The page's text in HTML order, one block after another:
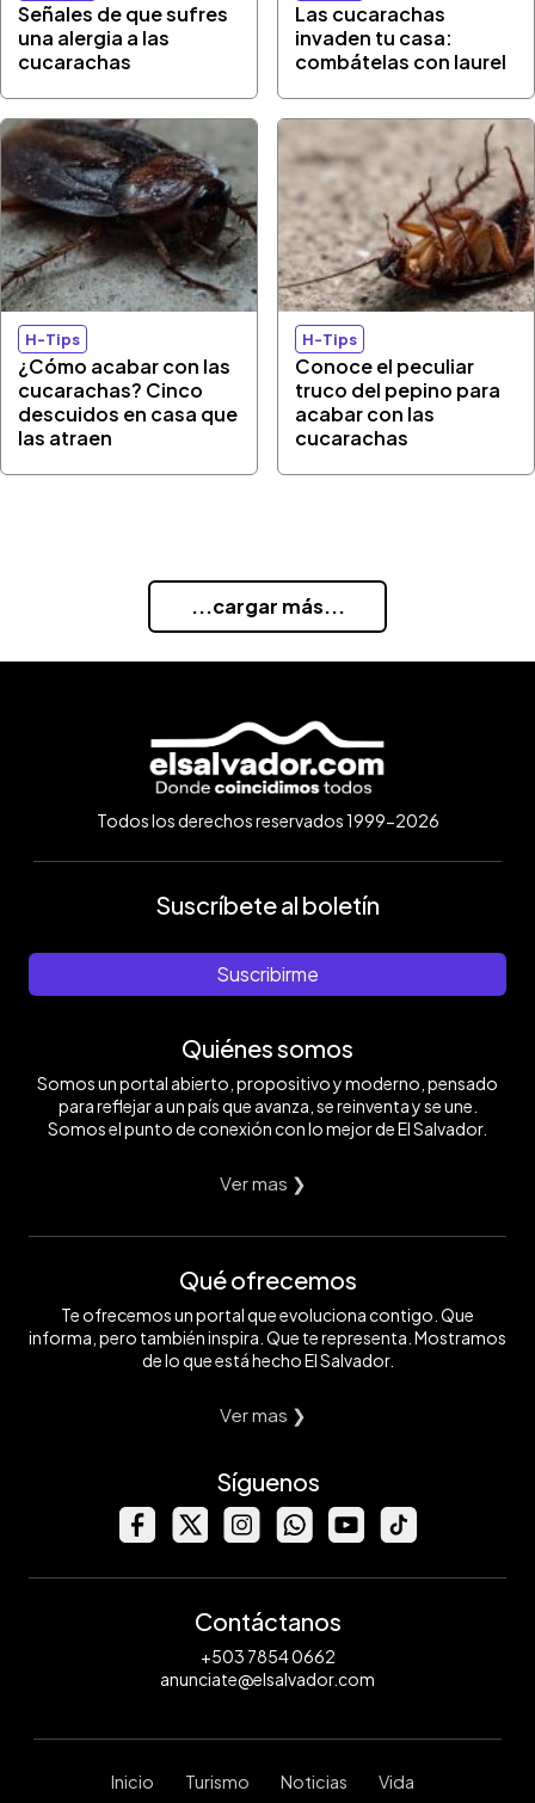
Señales de que sufres
una alergia a las
cucarachas
Las cucarachas
invaden tu casa:
combátelas con laurel
H-Tips
¿Cómo acabar con las
cucarachas? Cinco
descuidos en casa que
las atraen
H-Tips
Conoce el peculiar
truco del pepino para
acabar con las
cucarachas
...cargar más...
Todos los derechos reservados 1999-2026
Suscríbete al boletín
Suscribirme
Quiénes somos
Somos un portal abierto, propositivo y moderno, pensado
para reflejar a un país que avanza, se reinventa y se une.
Somos el punto de conexión con lo mejor de El Salvador.
Ver mas ❯
Qué ofrecemos
Te ofrecemos un portal que evoluciona contigo. Que
informa, pero también inspira. Que te representa. Mostramos
de lo que está hecho El Salvador.
Ver mas ❯
Síguenos
Contáctanos
+503 7854 0662
anunciate@elsalvador.com
Inicio Turismo Noticias Vida